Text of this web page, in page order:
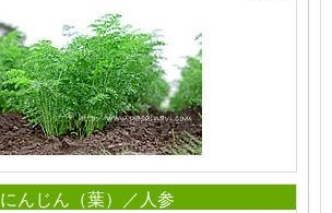
にんじん（葉）／人参